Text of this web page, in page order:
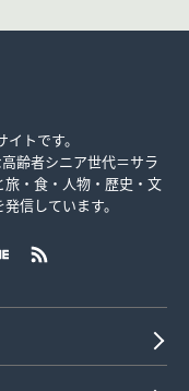
トです。
齢者シニア世代＝サラ
・食・人物・歴史・文
信しています。